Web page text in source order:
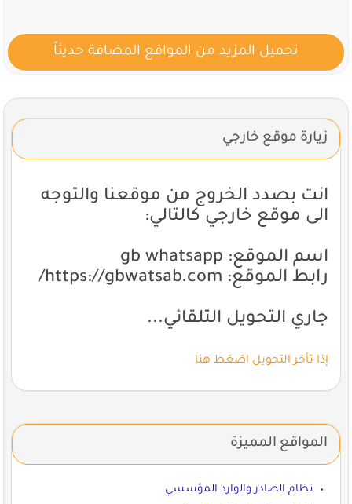
تحميل المزيد من المواقع المضافة حديثاً
زيارة موقع خارجي
انت بصدد الخروج من موقعنا والتوجه
الى موقع خارجي كالتالي:
اسم الموقع: gb whatsapp
رابط الموقع: https://gbwatsab.com/
جاري التحويل التلقائي...
إذا تأخر التحويل اضغط هنا
المواقع المميزة
نظام الصادر والوارد المؤسسي